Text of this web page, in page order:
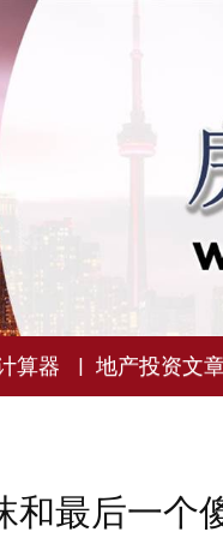
算器 地产投资文
和最后一个